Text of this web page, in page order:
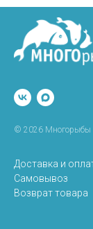
© 2026 Многорыбы
Доставка и
Самовывоз
Возврат товара